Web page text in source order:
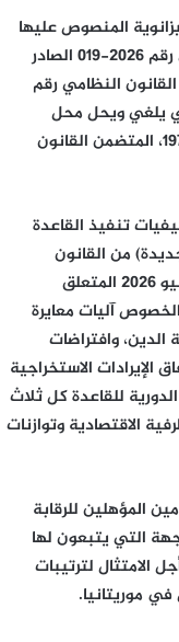
المنصوص عليها
في المادة 46 (جديدة) من القانون النظامي رقم 2026-019 الصادر
أحكام القانون النظامي رقم
بتاريخ 09 أكتوبر 2018، الذي يلغي ويحل محل
القانون رقم 78-011 الصادر بتاريخ 19 يناير 1978، المتضمن القانون
تنفيذ القاعدة
المنصوص عليها في المادة 46 (جديدة) من القانون
النظامي رقم 2026-019 الصادر بتاريخ 01 يونيو 2026 المتعلق
آليات معايرة
الدين، وافتراضات
الاستخراجية
للقاعدة كل ثلاث
الاقتصادية وتوازنات
المؤهلين للرقابة
التي يتبعون لها
الامتثال لترتيبات